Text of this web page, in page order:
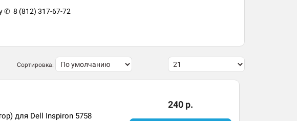
✆ 8 (812) 317-67-72
Сортировка:
для Dell Inspiron 5758
240 р.